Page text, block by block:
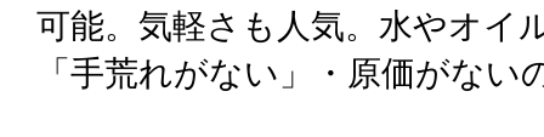
可能。気軽さも人気。水やオイ
「手荒れがない」・原価がない